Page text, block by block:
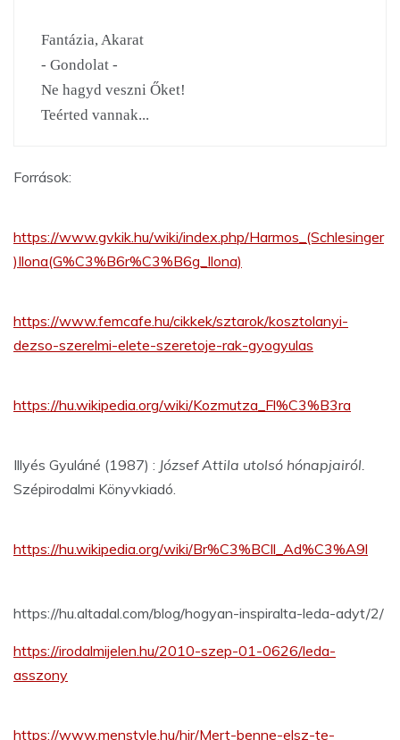
Fantázia, Akarat
- Gondolat -
Ne hagyd veszni Őket!
Teérted vannak...
Források:
https://www.gvkik.hu/wiki/index.php/Harmos_(Schlesinger
)Ilona(G%C3%B6r%C3%B6g_Ilona)
https://www.femcafe.hu/cikkek/sztarok/kosztolanyi-
dezso-szerelmi-elete-szeretoje-rak-gyogyulas
https://hu.wikipedia.org/wiki/Kozmutza_Fl%C3%B3ra
Illyés Gyuláné (1987) : József Attila utolsó hónapjairól.
Szépirodalmi Könyvkiadó.
https://hu.wikipedia.org/wiki/Br%C3%BCll_Ad%C3%A9l
https://hu.altadal.com/blog/hogyan-inspiralta-leda-adyt/2/
https://irodalmijelen.hu/2010-szep-01-0626/leda-
asszony
https://www.menstyle.hu/hir/Mert-benne-elsz-te-